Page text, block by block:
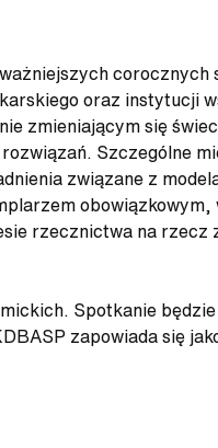
oraz instytucji
zmieniającym się
Szczególne
związane z
rzecznictwa na
Spotkanie
zapowiada się